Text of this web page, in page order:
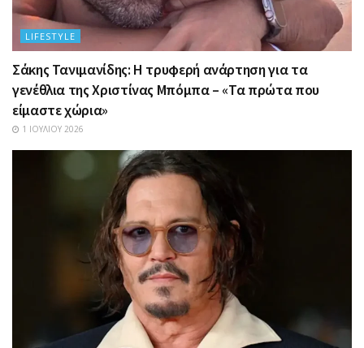
LIFESTYLE
Σάκης Τανιμανίδης: Η τρυφερή ανάρτηση για τα
γενέθλια της Χριστίνας Μπόμπα – «Τα πρώτα που
είμαστε χώρια»
1 ΙΟΥΛΊΟΥ 2026